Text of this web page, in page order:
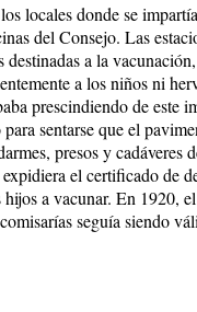
locales donde se
del Consejo. Las
a la
a los niños ni
prescindiendo de este
sentarse que el
presos y cadáveres
el certificado de
a vacunar. En 1920,
seguía siendo